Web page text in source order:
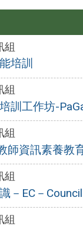
組
培訓
組
訓工作坊-
組
師資訊素養教
組
－EC－
組